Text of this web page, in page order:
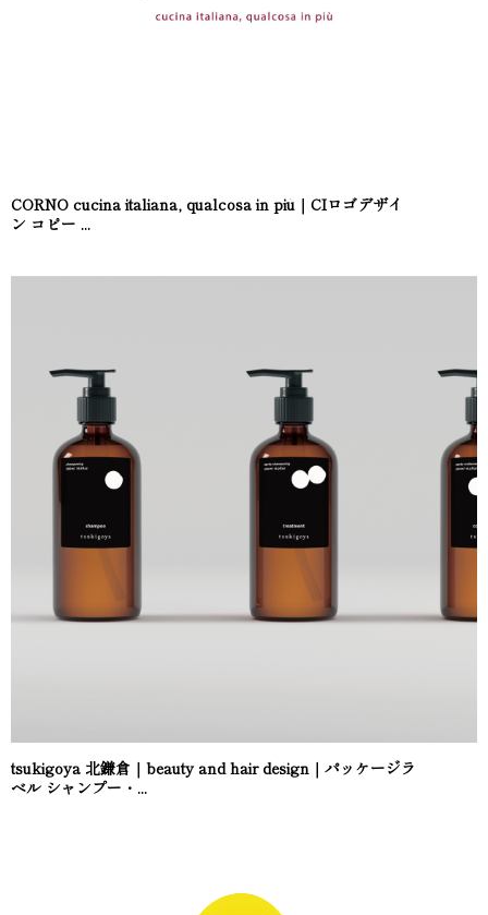
CORNO cucina italiana, qualcosa in più｜CIロゴデザイ
ン コピー ...
tsukigoya 北鎌倉｜beauty and hair design｜パッケージラ
ベル シャンプー・...